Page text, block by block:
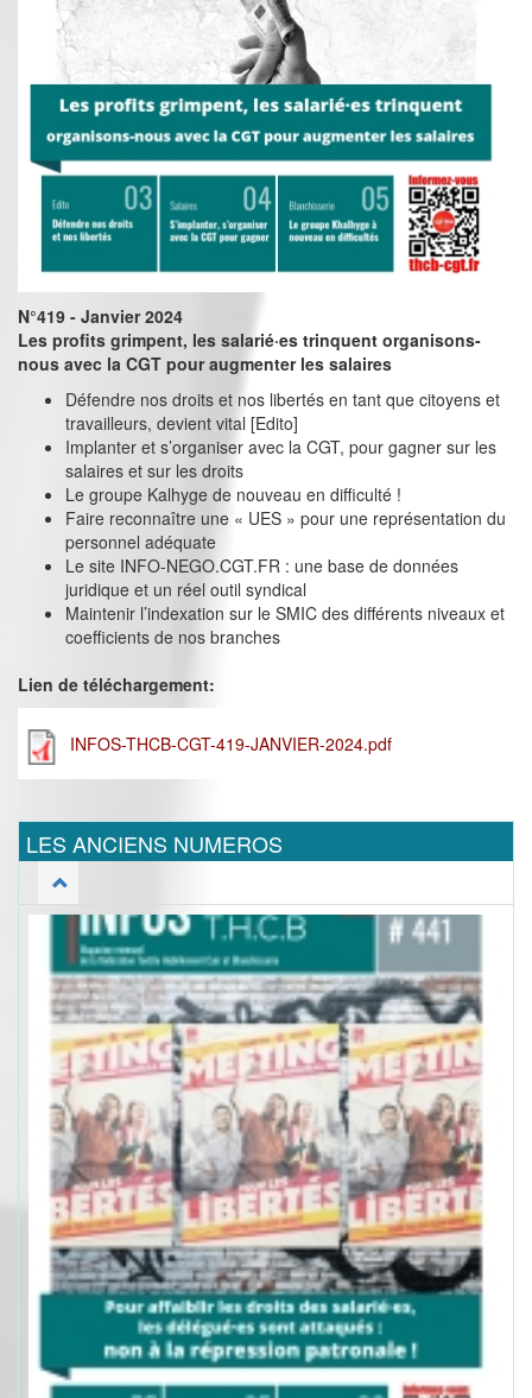
N°419 - Janvier 2024
Les profits grimpent, les salarié·es trinquent organisons-
nous avec la CGT pour augmenter les salaires
Défendre nos droits et nos libertés en tant que citoyens et
travailleurs, devient vital [Edito]
Implanter et s’organiser avec la CGT, pour gagner sur les
salaires et sur les droits
Le groupe Kalhyge de nouveau en difficulté !
Faire reconnaître une « UES » pour une représentation du
personnel adéquate
Le site INFO-NEGO.CGT.FR : une base de données
juridique et un réel outil syndical
Maintenir l’indexation sur le SMIC des différents niveaux et
coefficients de nos branches
Lien de téléchargement:
INFOS-THCB-CGT-419-JANVIER-2024.pdf
LES ANCIENS NUMEROS